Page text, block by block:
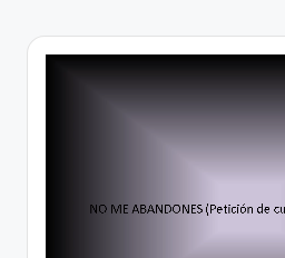
de
entradas